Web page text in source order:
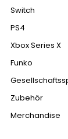
Switch
PS4
Xbox Series X
Funko
Zubehör
Merchandise